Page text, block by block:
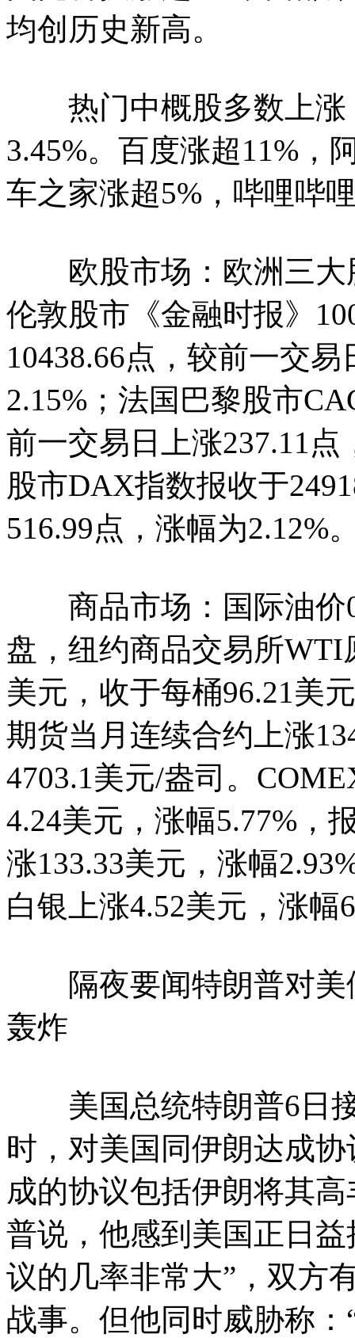
均创历史新高。
热门中概股多数上涨
3.45%。百度涨超11%，
车之家涨超5%，哔哩哔
欧股市场：欧洲三大
伦敦股市《金融时报》
10438.66点，较前一交
2.15%；法国巴黎股市
前一交易日上涨237.11
股市DAX指数报收于
516.99点，涨幅为2.12%
商品市场：国际油价
盘，纽约商品交易所WTI
美元，收于每桶96.21美
期货当月连续合约上涨
4703.1美元/盎司。
4.24美元，涨幅5.77%，
涨133.33美元，涨幅
白银上涨4.52美元，涨幅
隔夜要闻特朗普对美
轰炸
美国总统特朗普6日接
时，对美国同伊朗达成
成的协议包括伊朗将其
普说，他感到美国正日
议的几率非常大”，双方
战事。但他同时威胁称